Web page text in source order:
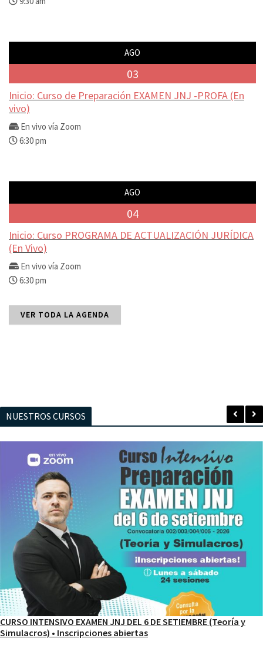
AGO
03
Inicio: Curso de Preparación EXAMEN JNJ -PROFA (En
vivo)
En vivo vía Zoom
6:30 pm
AGO
04
Inicio: Curso PROGRAMA DE ACTUALIZACIÓN JURÍDICA
(En Vivo)
En vivo vía Zoom
6:30 pm
VER TODA LA AGENDA
NUESTROS CURSOS
CURSO INTENSIVO EXAMEN JNJ DEL 6 DE SETIEMBRE (Teoría y
Simulacros) • Inscripciones abiertas